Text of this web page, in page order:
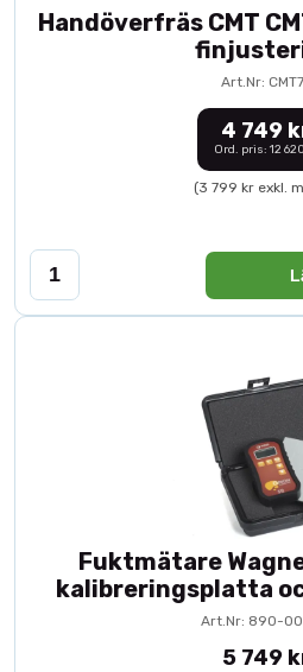
Handöverfräs CMT
Art.Nr:
4 749
Ord. pris: 12
(3 799 kr exkl.
Fuktmätare
kalibreringsplatta
Art.Nr: 890-
5 749